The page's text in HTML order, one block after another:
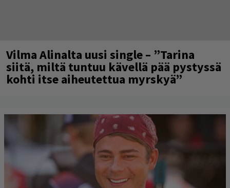
Vilma Alinalta uusi single – ”Tarina
siitä, miltä tuntuu kävellä pää pystyssä
kohti itse aiheutettua myrskyä”